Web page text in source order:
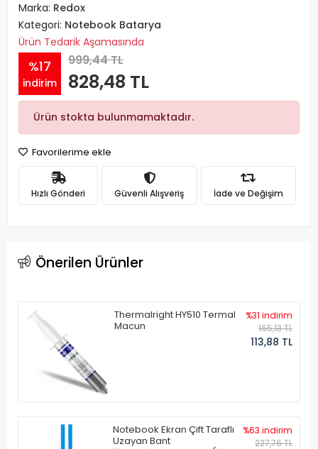
Marka: Redox
Kategori: Notebook Batarya
Ürün Tedarik Aşamasında
%17
indirim
999,44 TL
828,48 TL
Ürün stokta bulunmamaktadır.
Favorilerime ekle
Hızlı Gönderi Güvenli Alışveriş İade ve Değişim
Önerilen Ürünler
Thermalright HY510 Termal
Macun
%31 indirim
165,13 TL
113,88 TL
Notebook Ekran Çift Taraflı
Uzayan Bant
%63 indirim
227,76 TL